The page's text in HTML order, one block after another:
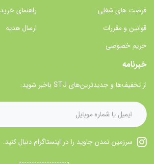
فرصت های شغلی
قوانین و مقررات
حریم خصوصی
راهنمای خرید
ارسال هدیه
خبرنامه
از تخفیف‌ها و جدیدترین‌های STJ باخبر شوید:
سرزمین تمدن جاوید را در اینستاگرام دنبال کنید.